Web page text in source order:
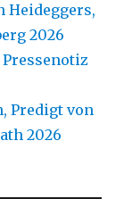
Heideggers,
2026
Predigt von
2026